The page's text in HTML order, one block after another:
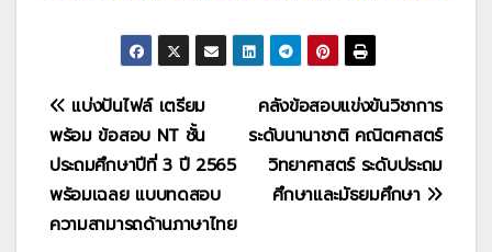
แนะแนว
เรื่อง
คลังข้อสอบแข่งขันวิชาการ
ระดับนานาชาติ คณิตศาสตร์
วิทยาศาสตร์ ระดับประถม
ศึกษาและมัธยมศึกษา
แบ่งปันไฟล์ เตรียม
พร้อม ข้อสอบ NT ชั้น
ประถมศึกษาปีที่ 3 ปี 2565
พร้อมเฉลย แบบทดสอบ
ความสามารถด้านภาษาไทย